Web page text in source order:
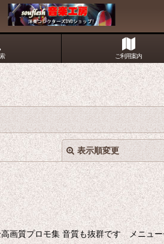
ご利用案内
表示順変更
画質プロモ集 音質も抜群です メニュ